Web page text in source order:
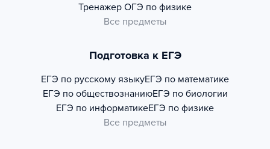
Тренажер ОГЭ по физике
Все предметы
Подготовка к ЕГЭ
ЕГЭ по русскому языкуЕГЭ по математике
ЕГЭ по обществознаниюЕГЭ по биологии
ЕГЭ по информатикеЕГЭ по физике
Все предметы